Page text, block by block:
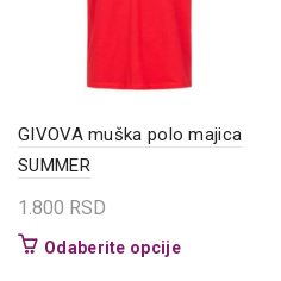
GIVOVA muška polo majica
SUMMER
1.800 RSD
Odaberite opcijeOvaj